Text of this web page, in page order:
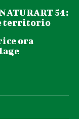
54:
territorio
ora